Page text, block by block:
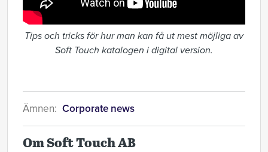
Tips och tricks för hur man kan få ut mest möjliga av
Soft Touch katalogen i digital version.
Ämnen: Corporate news
Om Soft Touch AB